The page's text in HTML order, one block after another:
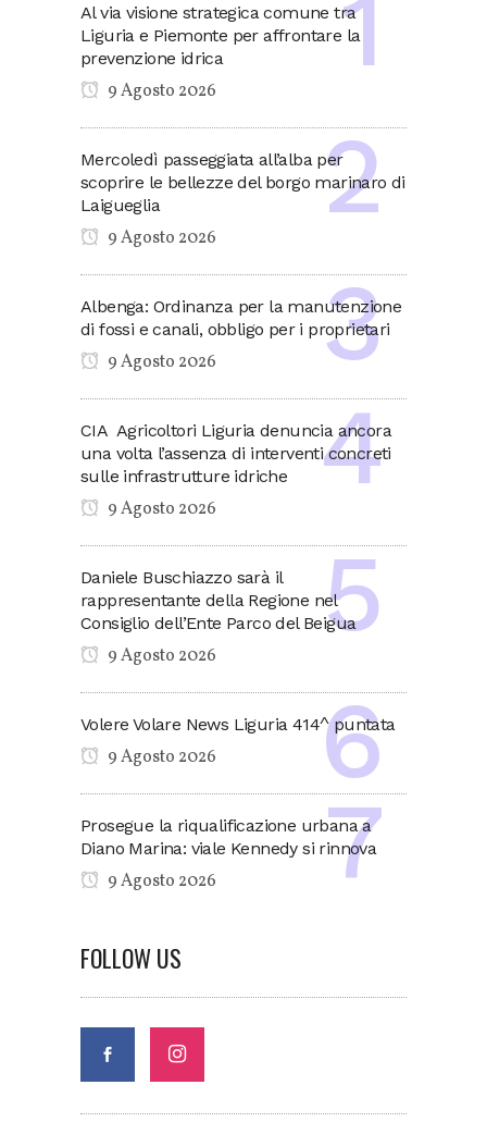
Al via visione strategica comune tra
Liguria e Piemonte per affrontare la
prevenzione idrica
9 Agosto 2026
Mercoledì passeggiata all’alba per
scoprire le bellezze del borgo marinaro di
Laigueglia
9 Agosto 2026
Albenga: Ordinanza per la manutenzione
di fossi e canali, obbligo per i proprietari
9 Agosto 2026
CIA Agricoltori Liguria denuncia ancora
una volta l’assenza di interventi concreti
sulle infrastrutture idriche
9 Agosto 2026
Daniele Buschiazzo sarà il
rappresentante della Regione nel
Consiglio dell’Ente Parco del Beigua
9 Agosto 2026
Volere Volare News Liguria 414^ puntata
9 Agosto 2026
Prosegue la riqualificazione urbana a
Diano Marina: viale Kennedy si rinnova
9 Agosto 2026
FOLLOW US